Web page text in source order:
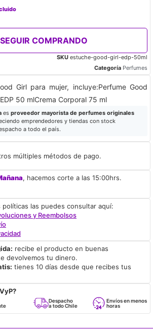
SEGUIR COMPRANDO
SKU estuche-good-girl-edp-50ml
Categoría Perfumes
Girl para mujer, incluye:​Perfume Good
50 mlCrema Corporal 75 ml
es proveedor mayorista de perfumes originales
emprendedores y tiendas con stock
a todo el país.
múltiples métodos de pago.
, hacemos corte a las 15:00hrs.
políticas las puedes consultar aquí:
y Reembolsos
recibe el producto en buenas
devolvemos tu dinero.
tienes 10 días desde que recibes tus
Despacho
a todo Chile
Envíos en menos de 24
horas